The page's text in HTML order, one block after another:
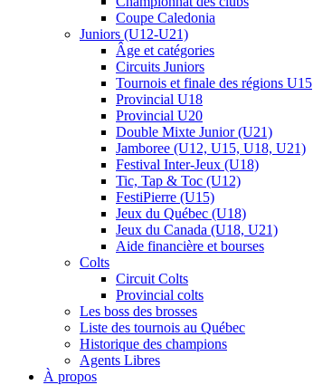
Coupe Caledonia
Juniors (U12-U21)
Âge et catégories
Circuits Juniors
Tournois et finale des régions U15
Provincial U18
Provincial U20
Double Mixte Junior (U21)
Jamboree (U12, U15, U18, U21)
Festival Inter-Jeux (U18)
Tic, Tap & Toc (U12)
FestiPierre (U15)
Jeux du Québec (U18)
Jeux du Canada (U18, U21)
Aide financière et bourses
Colts
Circuit Colts
Provincial colts
Les boss des brosses
Liste des tournois au Québec
Historique des champions
Agents Libres
À propos